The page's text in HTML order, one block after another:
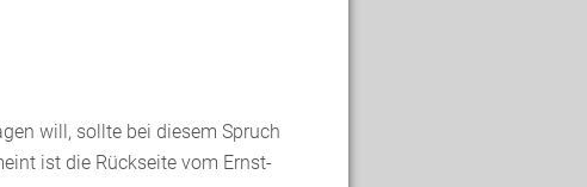
will, sollte bei diesem Spruch
ist die Rückseite vom Ernst-